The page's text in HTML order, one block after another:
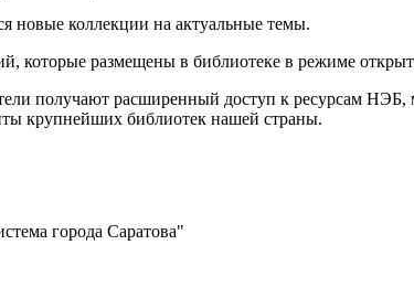
новые коллекции на актуальные темы.
которые размещены в библиотеке в режиме
получают расширенный доступ к ресурсам НЭБ,
крупнейших библиотек нашей страны.
города Саратова"